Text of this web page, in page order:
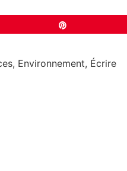
Environnement, Écrire